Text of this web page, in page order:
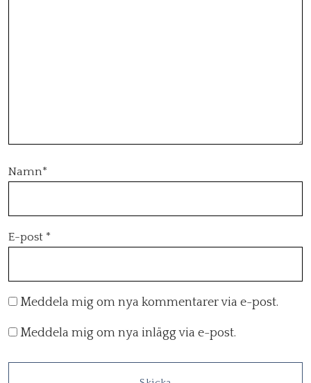
Namn*
E-post *
Meddela mig om nya kommentarer via e-post.
Meddela mig om nya inlägg via e-post.